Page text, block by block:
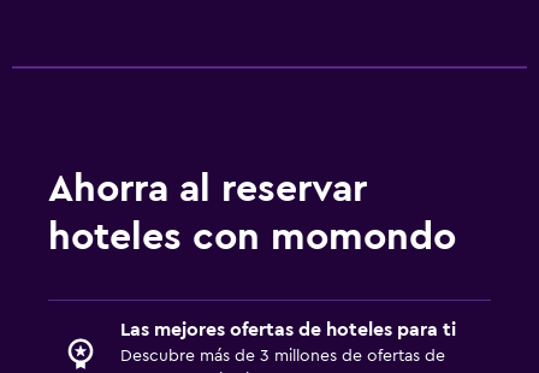
TV
Fax/fotocopiadora
Caja fuerte para laptops
Estacionamiento y transporte
Ahorra al reservar
hoteles con momondo
Las mejores ofertas de hoteles para ti
Descubre más de 3 millones de ofertas de